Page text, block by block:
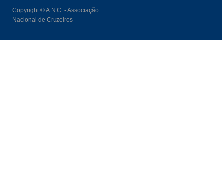
Copyright © A.N.C. - Associação
Nacional de Cruzeiros